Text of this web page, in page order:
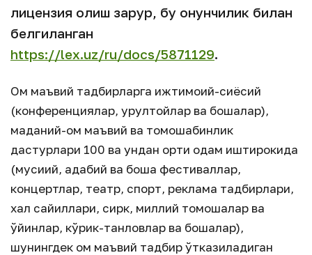
лицензия олиш зарур, бу қонунчилик билан
белгиланган
https://lex.uz/ru/docs/5871129.
Ом маъвий тадбирларга ижтимоий-сиёсий
(конференциялар, қурултойлар ва бошқалар),
маданий-ом маъвий ва томошабинлик
дастурлари 100 ва ундан ортиқ одам иштирокида
(мусиқий, адабий ва бошқа фестиваллар,
концертлар, театр, спорт, реклама тадбирлари,
халқ сайиллари, сирк, миллий томошалар ва
ўйинлар, кўрик-танловлар ва бошқалар),
шунингдек ом маъвий тадбир ўтказиладиган